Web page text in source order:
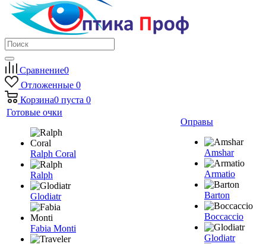
Сравнение0
Отложенные 0
Корзина0 пуста 0
Готовые очки
Ralph Coral
Ralph
Glodiatr
Fabia Monti
Оправы
Amshar
Armatio
Barton
Boccaccio
Glodiatr